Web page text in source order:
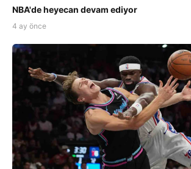
NBA'de heyecan devam ediyor
4 ay önce